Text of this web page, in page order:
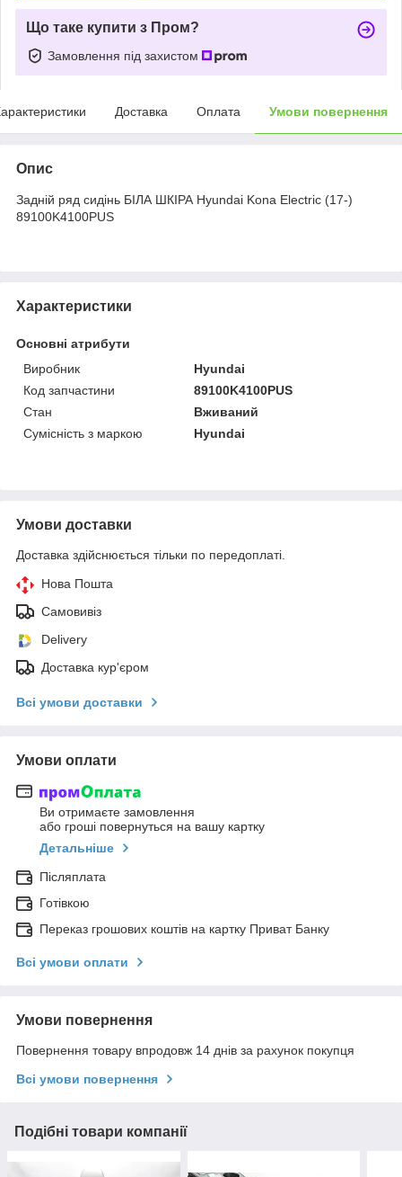
Що таке купити з Пром?
Замовлення під захистом
Доставка Оплата Умови повернення
Опис
Задній ряд сидінь БІЛА ШКІРА Hyundai Kona Electric (17-)
89100K4100PUS
Характеристики
Основні атрибути
Виробник
Hyundai
Код запчастини
89100K4100PUS
Стан
Вживаний
Сумісність з маркою
Hyundai
Умови доставки
Доставка здійснюється тільки по передоплаті.
Нова Пошта
Самовивіз
Delivery
Доставка кур'єром
Всі умови доставки
Умови оплати
Ви отримаєте замовлення
або гроші повернуться на вашу картку
Детальніше
Післяплата
Готівкою
Переказ грошових коштів на картку Приват Банку
Всі умови оплати
Умови повернення
Повернення товару впродовж 14 днів за рахунок покупця
Всі умови повернення
Подібні товари компанії